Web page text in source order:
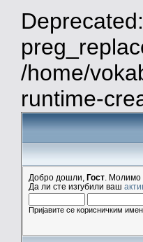
/home/
runtime-
Добро дошли, Гост . Молимо
Да ли сте изгубили ваш
Пријавите се корисничким